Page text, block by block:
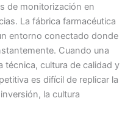
de monitorización en
La fábrica farmacéutica
entorno conectado donde
Cuando una
técnica, cultura de calidad y
es difícil de replicar la
la cultura